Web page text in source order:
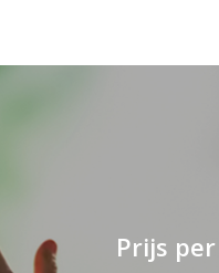
Prijs